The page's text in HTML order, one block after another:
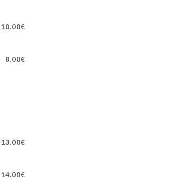
10.00€
8.00€
13.00€
14.00€